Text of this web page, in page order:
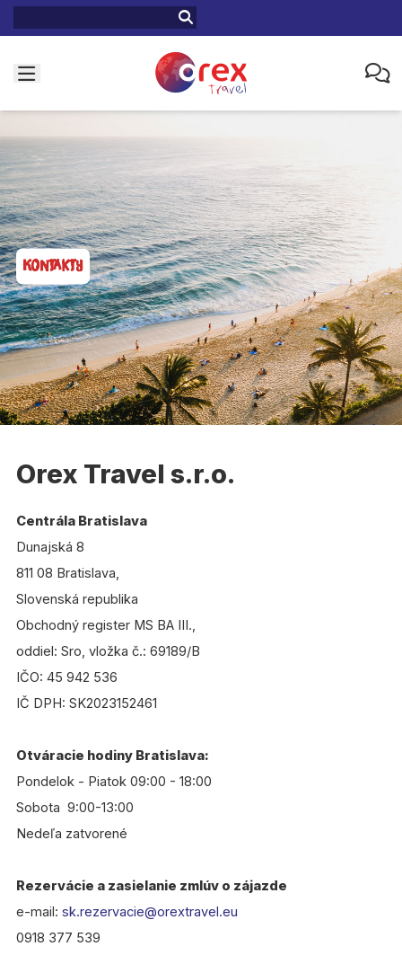
KONTAKTY
Orex Travel s.r.o.
Centrála Bratislava
Dunajská 8
811 08 Bratislava,
Slovenská republika
Obchodný register MS BA III.,
oddiel: Sro, vložka č.: 69189/B
IČO: 45 942 536
IČ DPH: SK2023152461
Otváracie hodiny Bratislava:
Pondelok - Piatok 09:00 - 18:00
Sobota 9:00-13:00
Nedeľa zatvorené
Rezervácie a zasielanie zmlúv o zájazde
e-mail:sk.rezervacie@orextravel.eu
0918 377 539